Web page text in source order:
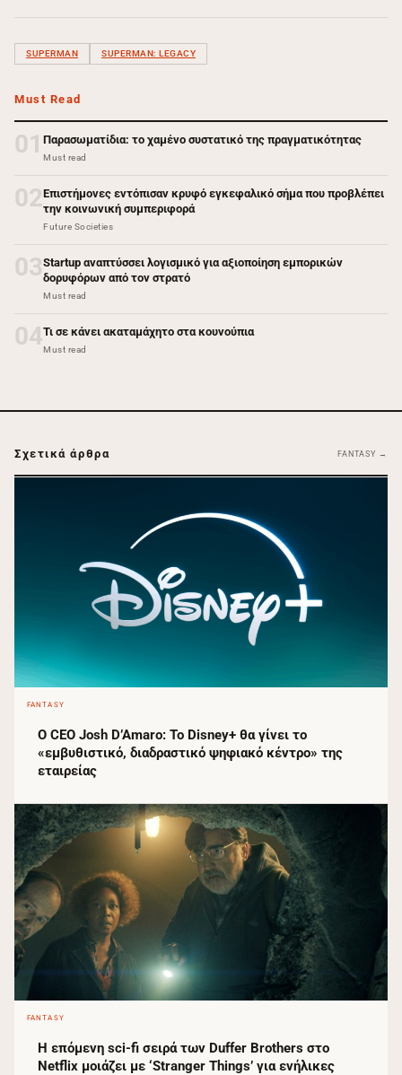
SUPERMAN SUPERMAN: LEGACY
Must Read
01 Παρασωματίδια: το χαμένο συστατικό της πραγματικότητας
Must read
02Επιστήμονες εντόπισαν κρυφό εγκεφαλικό σήμα που προβλέπει
την κοινωνική συμπεριφορά
Future Societies
03Startup αναπτύσσει λογισμικό για αξιοποίηση εμπορικών
δορυφόρων από τον στρατό
Must read
04Τι σε κάνει ακαταμάχητο στα κουνούπια
Must read
Σχετικά άρθρα FANTASY →
FANTASY
Ο CEO Josh D’Amaro: Το Disney+ θα γίνει το
«εμβυθιστικό, διαδραστικό ψηφιακό κέντρο» της
εταιρείας
FANTASY
Η επόμενη sci-fi σειρά των Duffer Brothers στο
Netflix μοιάζει με ‘Stranger Things’ για ενήλικες